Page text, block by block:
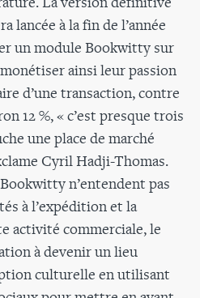
lancée à la fin de l’année
un module Bookwitty sur
ainsi leur passion
d’une transaction, contre
12 %, « c’est presque trois
une place de marché
Cyril Hadji-Thomas.
n’entendent pas
à l’expédition et la
activité commerciale, le
à devenir un lieu
culturelle en utilisant